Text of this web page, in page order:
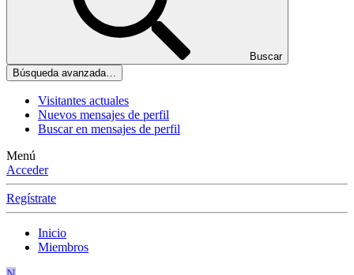
Buscar
Búsqueda avanzada…
Visitantes actuales
Nuevos mensajes de perfil
Buscar en mensajes de perfil
Menú
Acceder
Regístrate
Inicio
Miembros